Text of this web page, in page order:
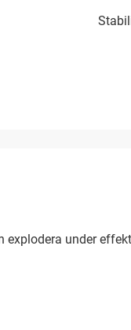
explodera under